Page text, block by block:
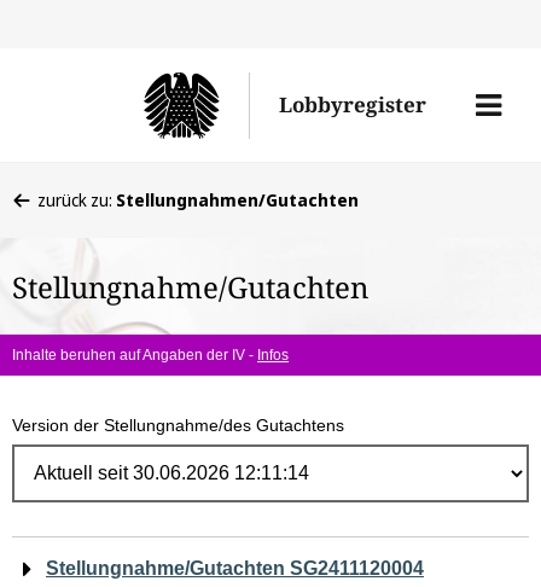
Lobbyregister
Menü
befinden
hier:
zurück zu: Stellungnahmen/Gutachten
Stellungnahme/Gutachten
Inhalte beruhen auf Angaben der IV - Infos
Version der Stellungnahme/des Gutachtens
Navigation
Stellungnahme/Gutachten SG2411120004